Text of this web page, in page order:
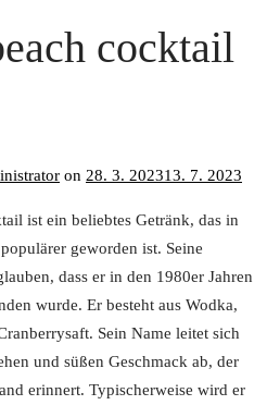
cocktail
on 28. 3. 202313. 7. 2023
ist ein beliebtes Getränk, das in
geworden ist. Seine
dass er in den 1980er Jahren
wurde. Er besteht aus Wodka,
Sein Name leitet sich
und süßen Geschmack ab, der
erinnert. Typischerweise wird er